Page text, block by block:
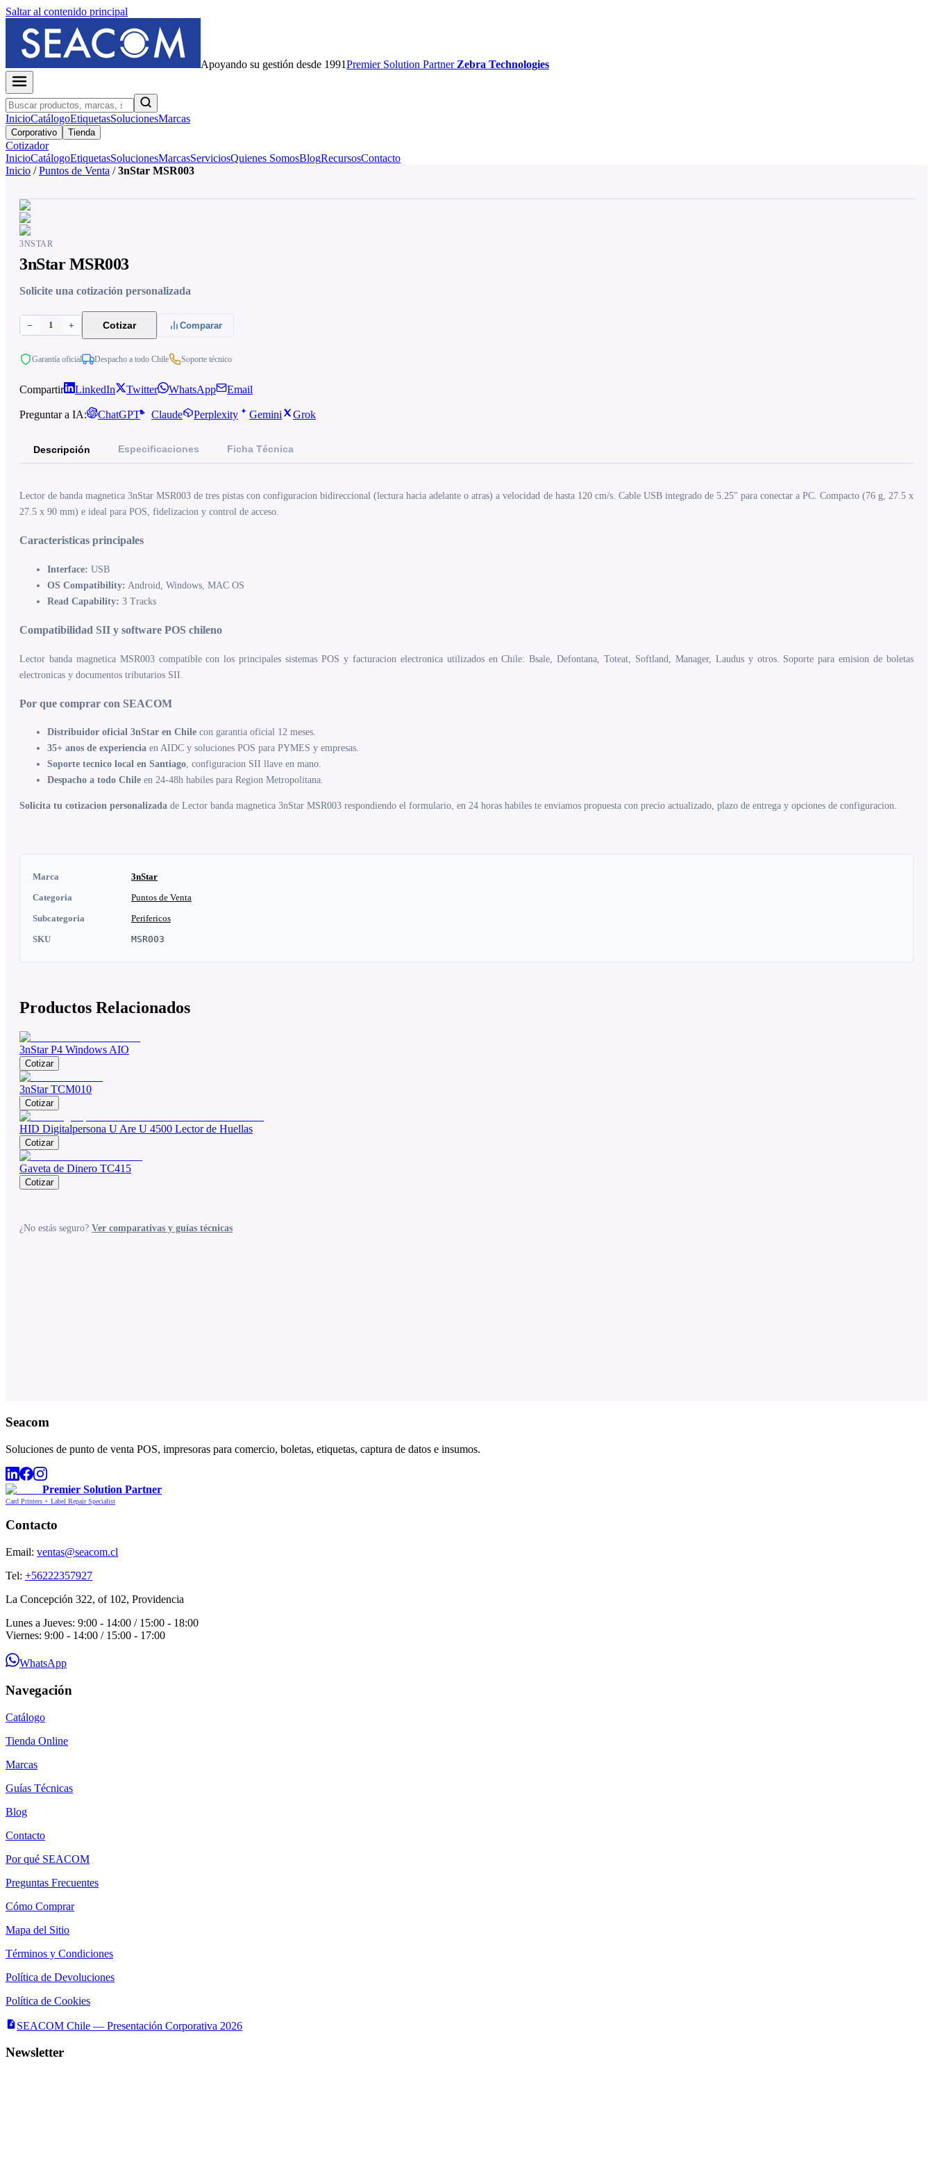
Saltar al contenido principal
Apoyando su gestión desde 1991PremierSolution Partner Zebra Technologies
InicioCatálogoEtiquetasSolucionesMarcas
Corporativo Tienda
Cotizador
InicioCatálogoEtiquetasSolucionesMarcasServiciosQuienes SomosBlogRecursosContacto
Inicio / Puntos de Venta / 3nStar MSR003
3NSTAR
3nStar MSR003
Solicite una cotización personalizada
− 1 + Cotizar Comparar
Garantía oficial Despacho a todo Chile Soporte técnico
Compartir LinkedIn Twitter WhatsApp Email
Preguntar a IA: ChatGPT Claude Perplexity Gemini Grok
Descripción Especificaciones Ficha Técnica
Lector de banda magnetica 3nStar MSR003 de tres pistas con configuracion bidireccional (lectura hacia adelante o atras) a velocidad de hasta 120 cm/s. Cable USB integrado de 5.25" para conectar a PC. Compacto (76 g, 27.5 x
27.5 x 90 mm) e ideal para POS, fidelizacion y control de acceso.
Caracteristicas principales
Interface: USB
OS Compatibility: Android, Windows, MAC OS
Read Capability: 3 Tracks
Compatibilidad SII y software POS chileno
Lector banda magnetica MSR003 compatible con los principales sistemas POS y facturacion electronica utilizados en Chile: Bsale, Defontana, Toteat, Softland, Manager, Laudus y otros. Soporte para emision de boletas
electronicas y documentos tributarios SII.
Por que comprar con SEACOM
Distribuidor oficial 3nStar en Chile con garantia oficial 12 meses.
35+ anos de experiencia en AIDC y soluciones POS para PYMES y empresas.
Soporte tecnico local en Santiago, configuracion SII llave en mano.
Despacho a todo Chile en 24-48h habiles para Region Metropolitana.
Solicita tu cotizacion personalizada de Lector banda magnetica 3nStar MSR003 respondiendo el formulario, en 24 horas habiles te enviamos propuesta con precio actualizado, plazo de entrega y opciones de configuracion.
Marca
3nStar
Categoria
Puntos de Venta
Subcategoria
Perifericos
SKU
MSR003
Productos Relacionados
3nStar P4 Windows AIO
Cotizar
3nStar TCM010
Cotizar
HID Digitalpersona U Are U 4500 Lector de Huellas
Cotizar
Gaveta de Dinero TC415
Cotizar
¿No estás seguro? Ver comparativas y guías técnicas
Seacom
Soluciones de punto de venta POS, impresoras para comercio, boletas, etiquetas, captura de datos e insumos.
Premier Solution Partner
Card Printers + Label Repair Specialist
Contacto
Email: ventas@seacom.cl
Tel: +56222357927
La Concepción 322, of 102, Providencia
Lunes a Jueves: 9:00 - 14:00 / 15:00 - 18:00
Viernes: 9:00 - 14:00 / 15:00 - 17:00
WhatsApp
Navegación
Catálogo
Tienda Online
Marcas
Guías Técnicas
Blog
Contacto
Por qué SEACOM
Preguntas Frecuentes
Cómo Comprar
Mapa del Sitio
Términos y Condiciones
Política de Devoluciones
Política de Cookies
SEACOM Chile — Presentación Corporativa 2026
Newsletter